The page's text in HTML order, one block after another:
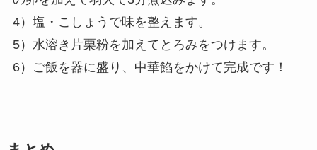
4）塩・こしょうで味を整えます。
5）水溶き片栗粉を加えてとろみをつけます。
6）ご飯を器に盛り、中華餡をかけて完成です！